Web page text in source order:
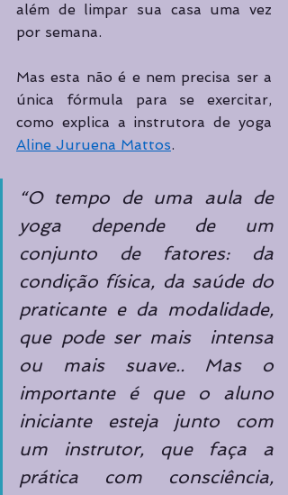
além de limpar sua casa uma vez
por semana.
Mas esta não é e nem precisa ser a
única fórmula para se exercitar,
Aline Juruena Mattos.
“O tempo de uma aula de
yoga depende de um
conjunto de fatores: da
condição física, da saúde do
praticante e da modalidade,
que pode ser mais  intensa
ou mais suave.. Mas o
importante é que o aluno
iniciante esteja junto com
um instrutor, que faça a
prática com consciência,